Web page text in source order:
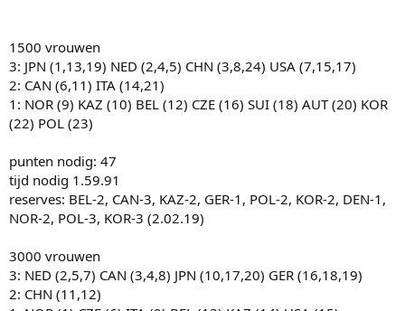
1500 vrouwen
3: JPN (1,13,19) NED (2,4,5) CHN (3,8,24) USA (7,15,17)
2: CAN (6,11) ITA (14,21)
1: NOR (9) KAZ (10) BEL (12) CZE (16) SUI (18) AUT (20) KOR
(22) POL (23)
punten nodig: 47
tijd nodig 1.59.91
reserves: BEL-2, CAN-3, KAZ-2, GER-1, POL-2, KOR-2, DEN-1,
NOR-2, POL-3, KOR-3 (2.02.19)
3000 vrouwen
3: NED (2,5,7) CAN (3,4,8) JPN (10,17,20) GER (16,18,19)
2: CHN (11,12)